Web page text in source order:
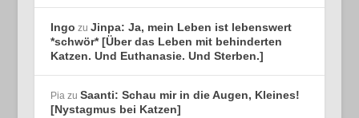
Ingo zu Jinpa: Ja, mein Leben ist lebenswert
*schwör* [Über das Leben mit behinderten
Katzen. Und Euthanasie. Und Sterben.]
Piazu Saanti: Schau mir in die Augen, Kleines!
[Nystagmus bei Katzen]